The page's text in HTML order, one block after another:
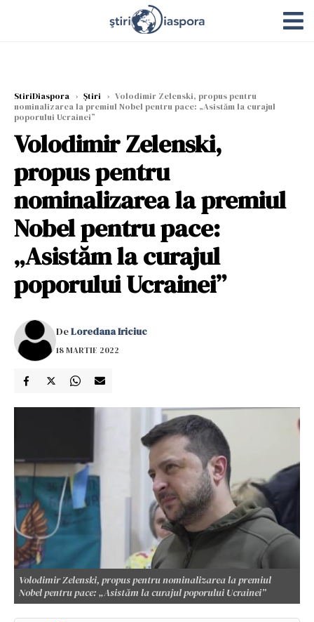
StiriDiaspora › Știri › Volodimir Zelenski, propus pentru
nominalizarea la premiul Nobel pentru pace: „Asistăm la curajul
poporului Ucrainei”
Volodimir Zelenski,
propus pentru
nominalizarea la premiul
Nobel pentru pace:
„Asistăm la curajul
poporului Ucrainei”
DeLoredana Iriciuc
18 MARTIE 2022
Volodimir Zelenski, propus pentru nominalizarea la premiul
Nobel pentru pace: „Asistăm la curajul poporului Ucrainei”